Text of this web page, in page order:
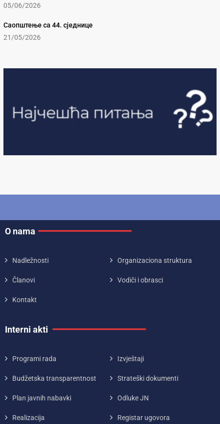
05/06/2026
Саопштење са 44. сједнице
21/05/2026
O nama
Nadležnosti Organizaciona struktura
Članovi Vodiči i obrasci
Kontakt
Interni akti
Programi rada Izvještaji
Budžetska transparentnost Strateški dokumenti
Plan javnih nabavki Odluke JN
Realizacija Registar ugovora